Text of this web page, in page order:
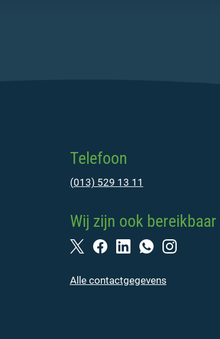
Telefoon
(013) 529 13 11
Wij zijn ook bereikbaar
Alle contactgegevens